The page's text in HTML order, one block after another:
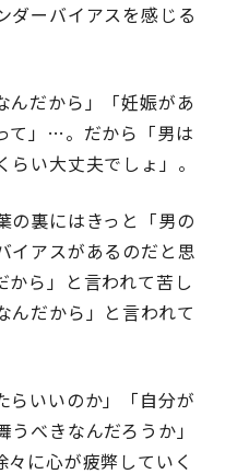
ダーバイアスを感じる
んだから」「妊娠があ
て」…。だから「男は
い大丈夫でしょ」。
の裏にはきっと「男の
イアスがあるのだと思
から」と言われて苦し
んだから」と言われて
らいいのか」「自分が
べきなんだろうか」
に心が疲弊していく